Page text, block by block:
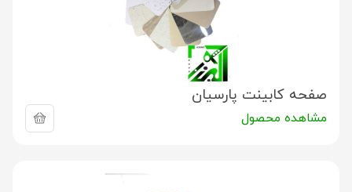
صفحه کابینت پارسیان
مشاهده محصول